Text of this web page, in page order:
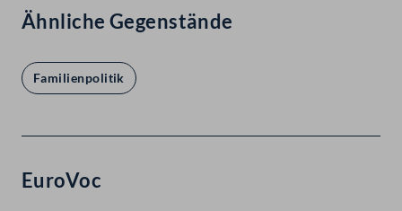
Ähnliche Gegenstände
Familienpolitik
EuroVoc